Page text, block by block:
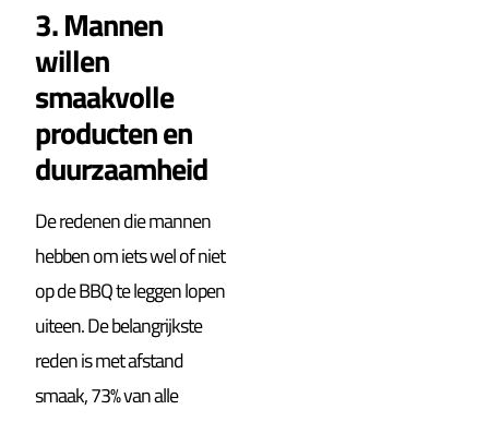
3. Mannen
willen
smaakvolle
producten en
duurzaamheid
De redenen die mannen
hebben om iets wel of niet
op de BBQ te leggen lopen
uiteen. De belangrijkste
reden is met afstand
smaak, 73% van alle